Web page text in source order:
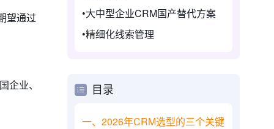
望通过
业、
大中型企业CRM国产替代方案
精细化线索管理
目录
一、2026年CRM选型的三个关键